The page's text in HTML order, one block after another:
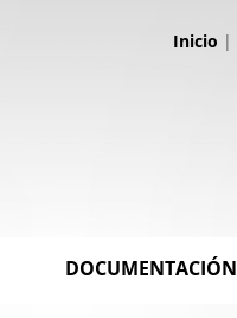
Inicio |
DOCUMENTACIÓN